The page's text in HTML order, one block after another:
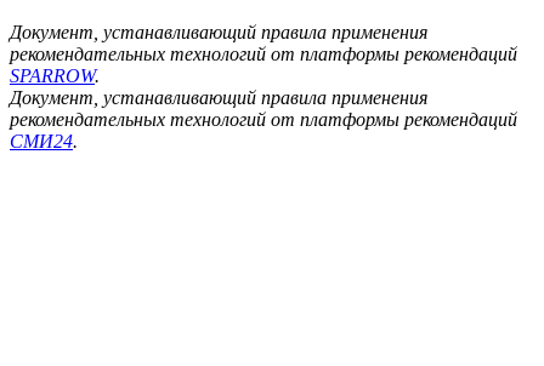
Документ, устанавливающий правила применения
рекомендательных технологий от платформы рекомендаций
SPARROW.
Документ, устанавливающий правила применения
рекомендательных технологий от платформы рекомендаций
СМИ24.